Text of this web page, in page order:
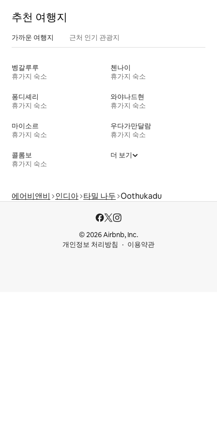
추천 여행지
가까운 여행지 근처 인기 관광지
벵갈루루
휴가지 숙소
첸나이
휴가지 숙소
퐁디셰리
휴가지 숙소
와야나드현
휴가지 숙소
마이소르
휴가지 숙소
우다가만달람
휴가지 숙소
콜롬보
휴가지 숙소
더 보기
에어비앤비 인디아 타밀 나두 Oothukadu
© 2026 Airbnb, Inc.
개인정보 처리방침
이용약관